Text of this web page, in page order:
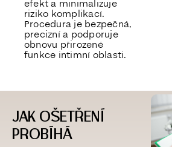
efekt a minimalizuje
riziko komplikací.
Procedura je bezpečná,
precizní a podporuje
obnovu přirozené
funkce intimní oblasti.
JAK OŠETŘENÍ
PROBÍHÁ